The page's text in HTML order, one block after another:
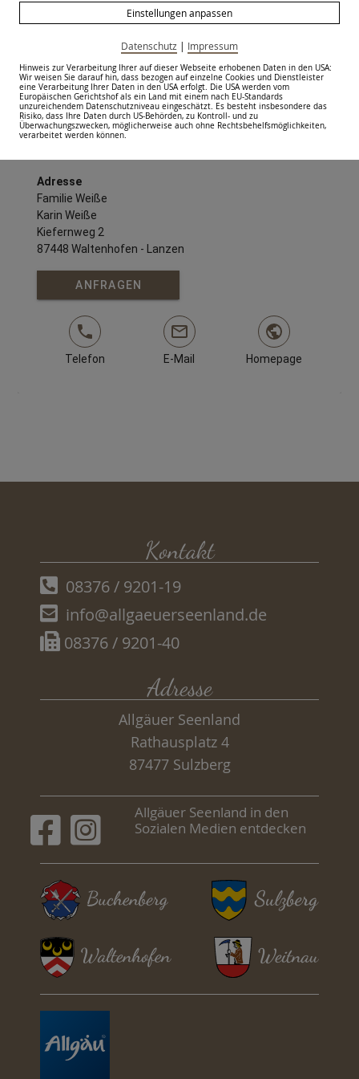
In der Nähe
Unsere Lage
Kontakt
Adresse
Familie Weiße
Karin Weiße
Kiefernweg 2
87448 Waltenhofen - Lanzen
ANFRAGEN
Telefon E-Mail Homepage
Kontakt
08376 / 9201-19
info@allgaeuerseenland.de
08376 / 9201-40
Adresse
Allgäuer Seenland
Rathausplatz 4
87477 Sulzberg
Allgäuer Seenland in den
Sozialen Medien entdecken
Einstellungen anpassen
Datenschutz | Impressum
Hinweis zur Verarbeitung Ihrer auf dieser Webseite erhobenen Daten in den USA:
Wir weisen Sie darauf hin, dass bezogen auf einzelne Cookies und Dienstleister
eine Verarbeitung Ihrer Daten in den USA erfolgt. Die USA werden vom
Europäischen Gerichtshof als ein Land mit einem nach EU-Standards
unzureichendem Datenschutzniveau eingeschätzt. Es besteht insbesondere das
Risiko, dass Ihre Daten durch US-Behörden, zu Kontroll- und zu
Überwachungszwecken, möglicherweise auch ohne Rechtsbehelfsmöglichkeiten,
verarbeitet werden können.